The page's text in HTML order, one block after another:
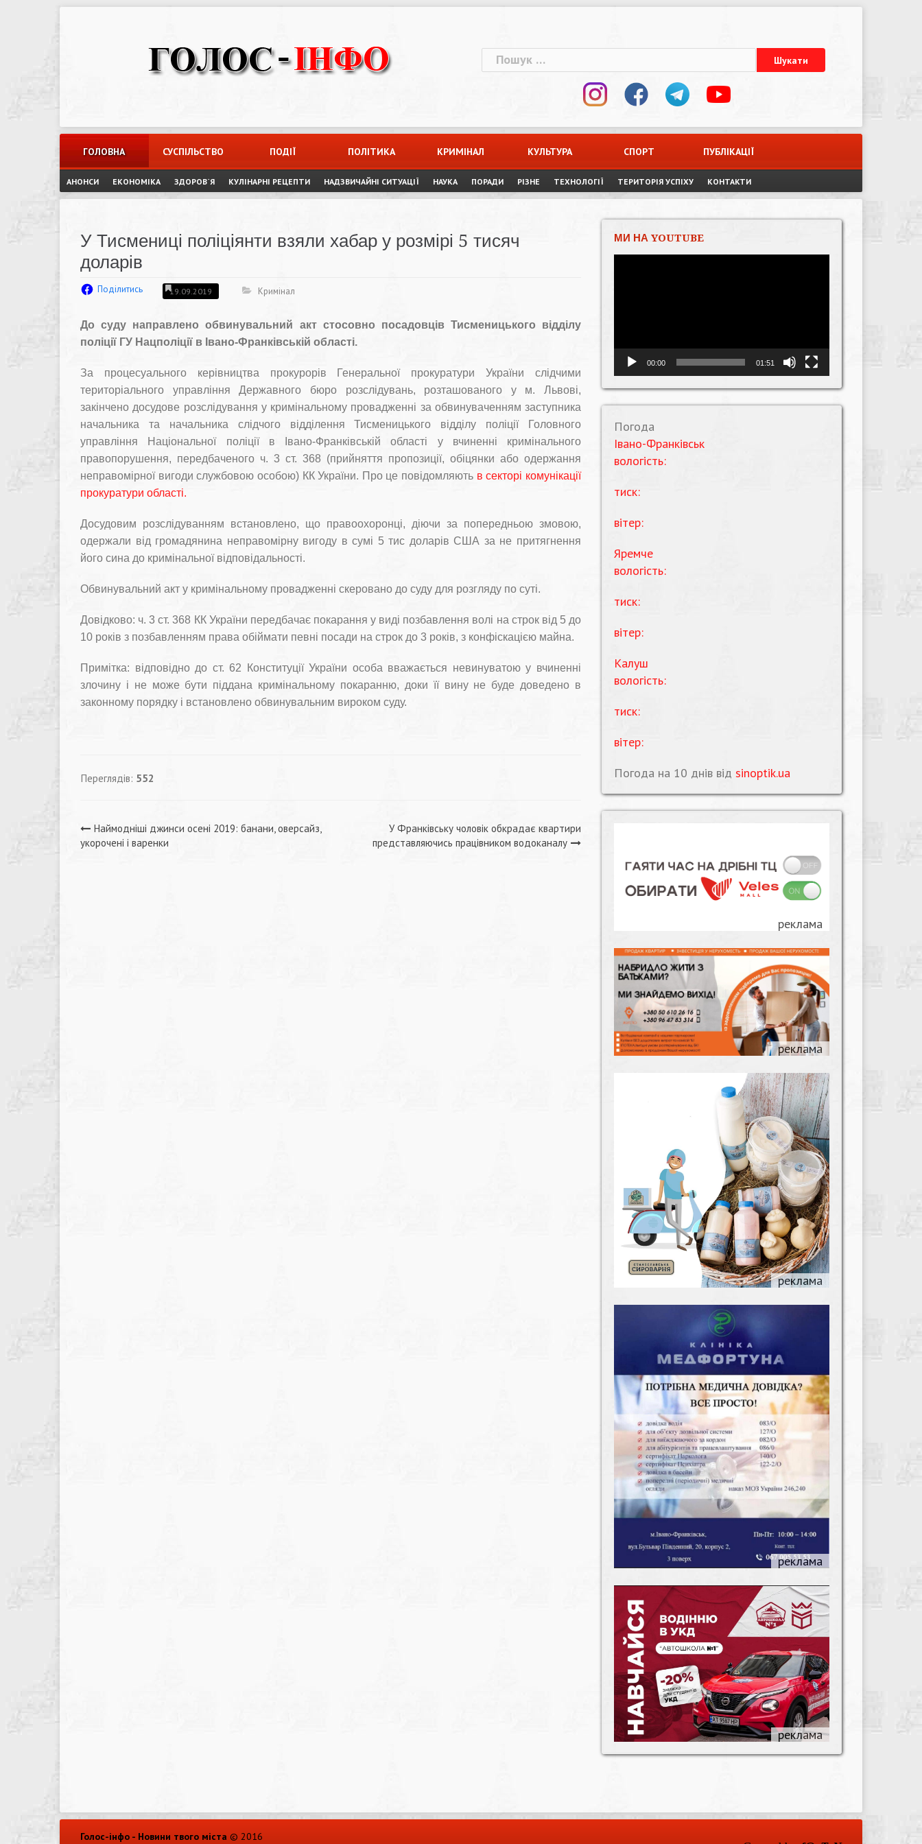
Пошук:
ГОЛОВНА СУСПІЛЬСТВО ПОДІЇ ПОЛІТИКА КРИМІНАЛ КУЛЬТУРА СПОРТ ПУБЛІКАЦІЇ
АНОНСИ ЕКОНОМІКА ЗДОРОВ`Я КУЛІНАРНІ РЕЦЕПТИ НАДЗВИЧАЙНІ СИТУАЦІЇ НАУКА ПОРАДИ РІЗНЕ ТЕХНОЛОГІЇ ТЕРИТОРІЯ УСПІХУ КОНТАКТИ
У Тисмениці поліціянти взяли хабар у розмірі 5 тисяч
доларів
Поділитись 19.09.2019 Кримінал
До суду направлено обвинувальний акт стосовно посадовців Тисменицького відділу
поліції ГУ Нацполіції в Івано-Франківській області.
За процесуального керівництва прокурорів Генеральної прокуратури України слідчими
територіального управління Державного бюро розслідувань, розташованого у м. Львові,
закінчено досудове розслідування у кримінальному провадженні за обвинуваченням заступника
начальника та начальника слідчого відділення Тисменицького відділу поліції Головного
управління Національної поліції в Івано-Франківській області у вчиненні кримінального
правопорушення, передбаченого ч. 3 ст. 368 (прийняття пропозиції, обіцянки або одержання
неправомірної вигоди службовою особою) КК України. Про це повідомляють в секторі комунікації
прокуратури області.
Досудовим розслідуванням встановлено, що правоохоронці, діючи за попередньою змовою,
одержали від громадянина неправомірну вигоду в сумі 5 тис доларів США за не притягнення
його сина до кримінальної відповідальності.
Обвинувальний акт у кримінальному провадженні скеровано до суду для розгляду по суті.
Довідково: ч. 3 ст. 368 КК України передбачає покарання у виді позбавлення волі на строк від 5 до
10 років з позбавленням права обіймати певні посади на строк до 3 років, з конфіскацією майна.
Примітка: відповідно до ст. 62 Конституції України особа вважається невинуватою у вчиненні
злочину і не може бути піддана кримінальному покаранню, доки її вину не буде доведено в
законному порядку і встановлено обвинувальним вироком суду.
Переглядів: 552
Навігація
Наймодніші джинси осені 2019: банани, оверсайз,
укорочені і варенки
У Франківську чоловік обкрадає квартири
представляючись працівником водоканалу
МИ НА YOUTUBE
00:00 01:51
Погода
Івано-Франківськ
вологість:
тиск:
вітер:
Яремче
вологість:
тиск:
вітер:
Калуш
вологість:
тиск:
вітер:
Погода на 10 днів від sinoptik.ua
Голос-інфо - Новини твого міста © 2016